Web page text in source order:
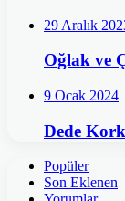
29 Aralık
Oğlak ve
9 Ocak 2024
Dede
Popüler
Son Eklenen